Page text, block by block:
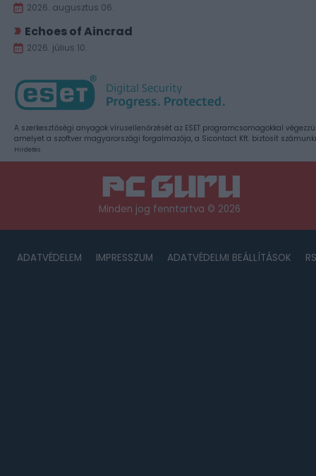
2026. augusztus 06.
Echoes of Aincrad
2026. július 10.
A szerkesztőségi anyagok vírusellenőrzését az ESET programcsomagokkal
amelyet a szoftver magyarországi forgalmazója, a Sicontact Kft. biztosít
Hirdetés
Minden jog fenntartva © 2026
ADATVÉDELEM IMPRESSZUM ADATVÉDELMI BEÁLLÍTÁSOK